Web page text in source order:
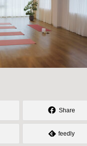
Share
feedly